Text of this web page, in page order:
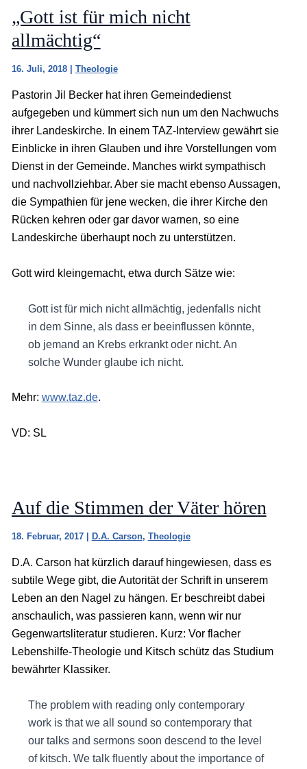
„Gott ist für mich nicht
allmächtig“
16. Juli, 2018 Theologie
Pastorin Jil Becker hat ihren Gemeindedienst
aufgegeben und kümmert sich nun um den Nachwuchs
ihrer Landeskirche. In einem TAZ-Interview gewährt sie
Einblicke in ihren Glauben und ihre Vorstellungen vom
Dienst in der Gemeinde. Manches wirkt sympathisch
und nachvollziehbar. Aber sie macht ebenso Aussagen,
die Sympathien für jene wecken, die ihrer Kirche den
Rücken kehren oder gar davor warnen, so eine
Landeskirche überhaupt noch zu unterstützen.
Gott wird kleingemacht, etwa durch Sätze wie:
Gott ist für mich nicht allmächtig, jedenfalls nicht
in dem Sinne, als dass er beeinflussen könnte,
ob jemand an Krebs erkrankt oder nicht. An
solche Wunder glaube ich nicht.
Mehr: www.taz.de.
VD: SL
Auf die Stimmen der Väter hören
18. Februar, 2017 D.A. Carson, Theologie
D.A. Carson hat kürzlich darauf hingewiesen, dass es
subtile Wege gibt, die Autorität der Schrift in unserem
Leben an den Nagel zu hängen. Er beschreibt dabei
anschaulich, was passieren kann, wenn wir nur
Gegenwartsliteratur studieren. Kurz: Vor flacher
Lebenshilfe-Theologie und Kitsch schütz das Studium
bewährter Klassiker.
The problem with reading only contemporary
work is that we all sound so contemporary that
our talks and sermons soon descend to the level
of kitsch. We talk fluently about the importance of